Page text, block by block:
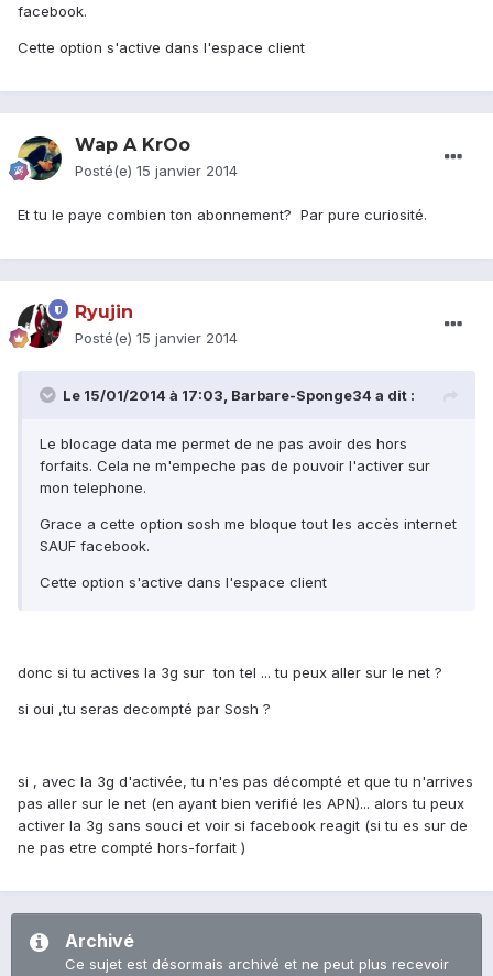
facebook.
Cette option s'active dans l'espace client
Wap A KrOo
Posté(e) 15 janvier 2014
Et tu le paye combien ton abonnement? Par pure curiosité.
Ryujin
Posté(e) 15 janvier 2014
Le 15/01/2014 à 17:03, Barbare-Sponge34 a dit :
Le blocage data me permet de ne pas avoir des hors
forfaits. Cela ne m'empeche pas de pouvoir l'activer sur
mon telephone.
Grace a cette option sosh me bloque tout les accès internet
SAUF facebook.
Cette option s'active dans l'espace client
donc si tu actives la 3g sur ton tel ... tu peux aller sur le net ?
si oui ,tu seras decompté par Sosh ?
si , avec la 3g d'activée, tu n'es pas décompté et que tu n'arrives
pas aller sur le net (en ayant bien verifié les APN)... alors tu peux
activer la 3g sans souci et voir si facebook reagit (si tu es sur de
ne pas etre compté hors-forfait )
Archivé
Ce sujet est désormais archivé et ne peut plus recevoir